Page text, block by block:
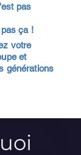
pas
ça !
votre
et
générations